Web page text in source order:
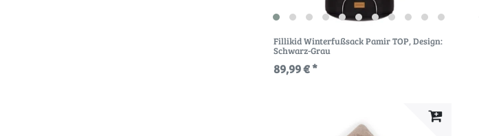
Fillikid Winterfußsack Pamir TOP, Design:
Schwarz-Grau
89,99 € *